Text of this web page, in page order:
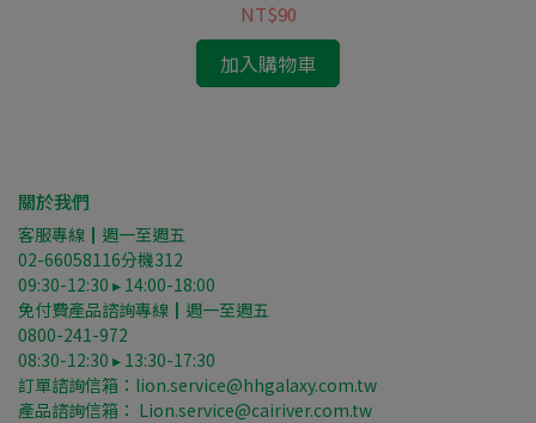
NT$90
加入購物車
關於我們
客服專線┃週一至週五
02-66058116分機312
09:30-12:30 ▸ 14:00-18:00
免付費產品諮詢專線┃週一至週五
0800-241-972
08:30-12:30 ▸ 13:30-17:30
訂單諮詢信箱：lion.service@hhgalaxy.com.tw
產品諮詢信箱： Lion.service@cairiver.com.tw